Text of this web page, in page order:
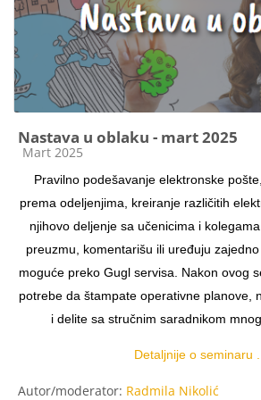
Nastava u oblaku - mart 2025
Kategorija kursa
Mart 2025
Pravilno podešavanje elektronske
prema odeljenjima, kreiranje različitih
njihovo deljenje sa učenicima i
preuzmu, komentarišu ili uređuju
moguće preko Gugl servisa. Nakon ovog
potrebe da štampate operativne planove,
i delite sa stručnim saradnikom
Detaljnije o seminaru ...
Autor/moderator: Radmila Nikolić